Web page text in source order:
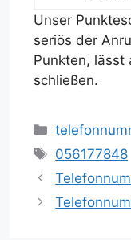
Unser
seriös der
Punkten, lässt
schließen.
Kategorien
056177848